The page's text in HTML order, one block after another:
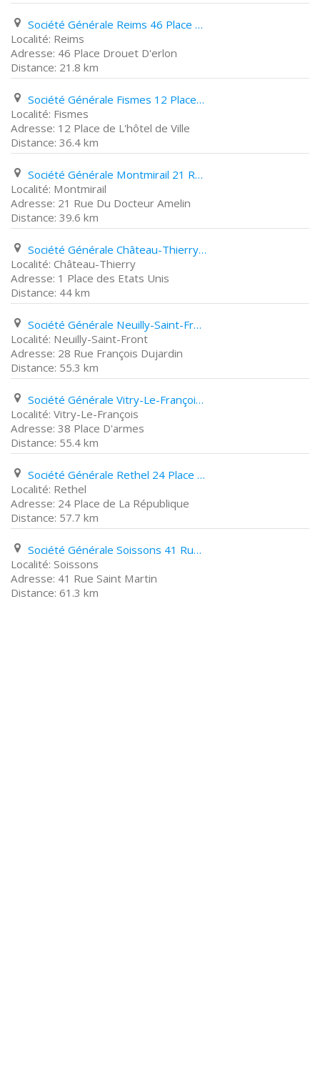
Société Générale Reims 46 Place Drouet D'erlon
Reims
46 Place Drouet D'erlon
21.8 km
Société Générale Fismes 12 Place de L'hôtel de Ville
Fismes
12 Place de L'hôtel de Ville
36.4 km
Société Générale Montmirail 21 Rue Du Docteur Amelin
Montmirail
21 Rue Du Docteur Amelin
39.6 km
Société Générale Château-Thierry 1 Place des Etats Unis
Château-Thierry
1 Place des Etats Unis
44 km
Société Générale Neuilly-Saint-Front 28 Rue François Dujardin
Neuilly-Saint-Front
28 Rue François Dujardin
55.3 km
Société Générale Vitry-Le-François 38 Place D'armes
Vitry-Le-François
38 Place D'armes
55.4 km
Société Générale Rethel 24 Place de La République
Rethel
24 Place de La République
57.7 km
Société Générale Soissons 41 Rue Saint Martin
Soissons
41 Rue Saint Martin
61.3 km